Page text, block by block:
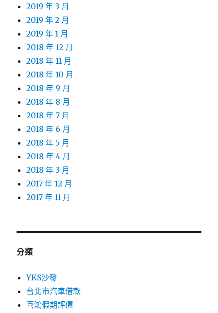
2019 年 3 月
2019 年 2 月
2019 年 1 月
2018 年 12 月
2018 年 11 月
2018 年 10 月
2018 年 9 月
2018 年 8 月
2018 年 7 月
2018 年 6 月
2018 年 5 月
2018 年 4 月
2018 年 3 月
2017 年 12 月
2017 年 11 月
分類
YKS沙發
台北市汽車借款
喜鴻假期評價